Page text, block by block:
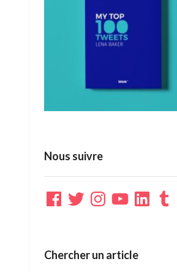
Nous suivre
Facebook
TwitterInstagramYouTubeLinkedInTumblr
Chercher un article